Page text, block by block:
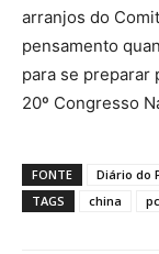
arranjos do
pensamento
para se preparar
20º Congresso
FONTE
Diário do
TAGS
china